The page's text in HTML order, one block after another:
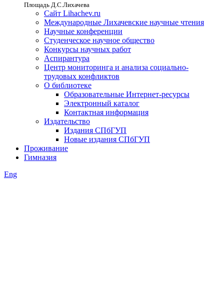
Площадь Д.С.Лихачева
Сайт Lihachev.ru
Международные Лихачевские научные чтения
Научные конференции
Студенческое научное общество
Конкурсы научных работ
Аспирантура
Центр мониторинга и анализа социально-
трудовых конфликтов
О библиотеке
Образовательные Интернет-ресурсы
Электронный каталог
Контактная информация
Издательство
Издания СПбГУП
Новые издания СПбГУП
Проживание
Гимназия
Eng